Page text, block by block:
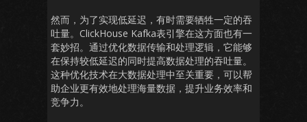
然而，为了实现低延迟，有时需要牺牲一定的吞
吐量。ClickHouse Kafka表引擎在这方面也有一
套妙招。通过优化数据传输和处理逻辑，它能够
在保持较低延迟的同时提高数据处理的吞吐量。
这种优化技术在大数据处理中至关重要，可以帮
助企业更有效地处理海量数据，提升业务效率和
竞争力。